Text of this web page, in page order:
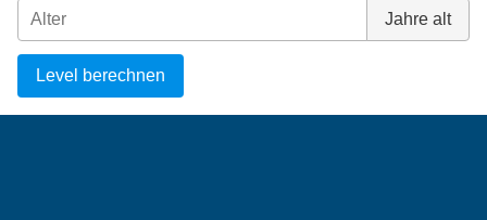
Jahre alt
Level berechnen